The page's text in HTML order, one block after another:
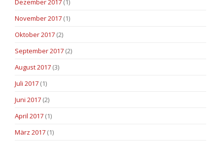
November 2017 (1)
Oktober 2017 (2)
September 2017 (2)
August 2017 (3)
Juli 2017 (1)
Juni 2017 (2)
April 2017 (1)
März 2017 (1)